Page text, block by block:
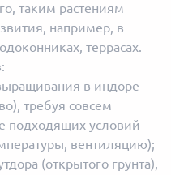
таким растениям
например, в
террасах.
в индоре
требуя совсем
подходящих условий
вентиляцию);
(открытого грунта),